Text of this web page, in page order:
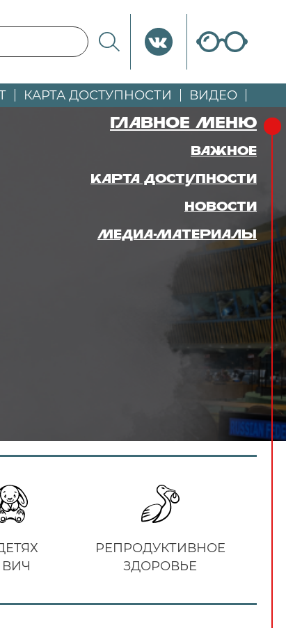
КАРТА ДОСТУПНОСТИ ВИДЕО
главное меню
важное
КАРТА ДОСТУПНОСТИ
новости
Медиа-материалы
ВИЧ
РЕПРОДУКТИВНОЕ
ЗДОРОВЬЕ